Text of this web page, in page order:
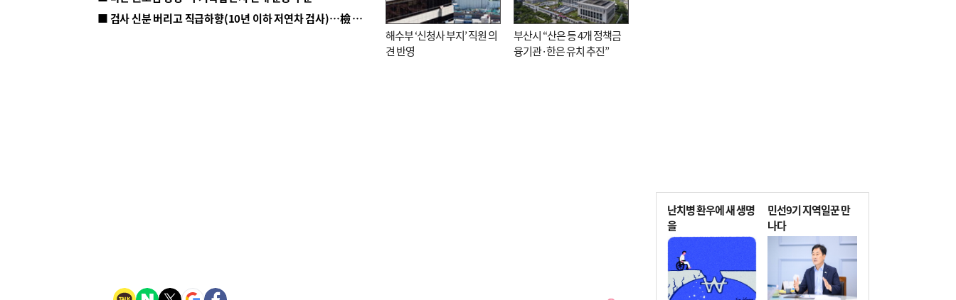
■ 검사 신분 버리고 직급하향(10년 이하 저연차 검사)…檢 중수청행 기피
해수부 ‘신청사 부지’ 직원 의
견 반영
부산시 “산은 등 4개 정책금
융기관·한은 유치 추진”
난치병 환우에 새 생명
을
민선9기 지역일꾼 만
나다